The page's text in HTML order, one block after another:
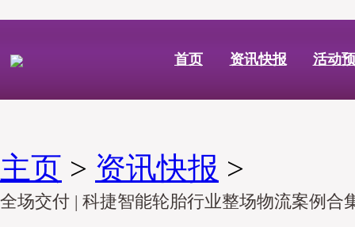
首页 资讯快报 活动
主页 > 资讯快报 >
全场交付 | 科捷智能轮胎行业整场物流案例合